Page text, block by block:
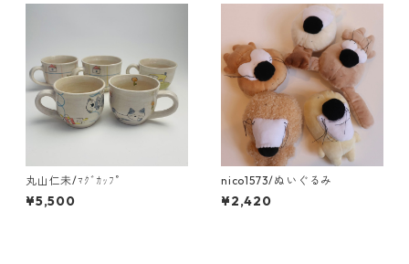
丸山仁未/ﾏｸﾞｶｯﾌﾟ
¥5,500
nico1573/ぬいぐるみ
¥2,420